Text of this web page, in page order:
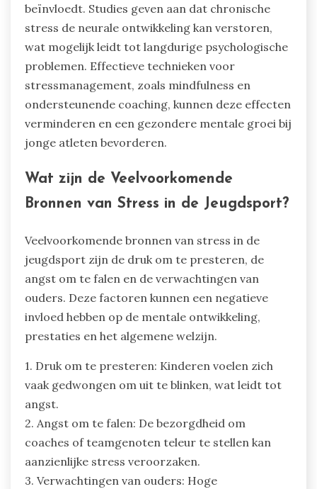
beïnvloedt. Studies geven aan dat chronische
stress de neurale ontwikkeling kan verstoren,
wat mogelijk leidt tot langdurige psychologische
problemen. Effectieve technieken voor
stressmanagement, zoals mindfulness en
ondersteunende coaching, kunnen deze effecten
verminderen en een gezondere mentale groei bij
jonge atleten bevorderen.
Wat zijn de Veelvoorkomende
Bronnen van Stress in de Jeugdsport?
Veelvoorkomende bronnen van stress in de
jeugdsport zijn de druk om te presteren, de
angst om te falen en de verwachtingen van
ouders. Deze factoren kunnen een negatieve
invloed hebben op de mentale ontwikkeling,
prestaties en het algemene welzijn.
1. Druk om te presteren: Kinderen voelen zich
vaak gedwongen om uit te blinken, wat leidt tot
angst.
2. Angst om te falen: De bezorgdheid om
coaches of teamgenoten teleur te stellen kan
aanzienlijke stress veroorzaken.
3. Verwachtingen van ouders: Hoge